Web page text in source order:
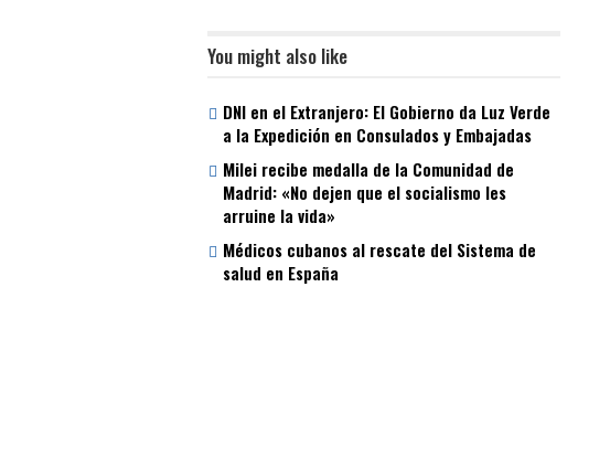
You might also like
DNI en el Extranjero: El Gobierno da Luz Verde
a la Expedición en Consulados y Embajadas
Milei recibe medalla de la Comunidad de
Madrid: «No dejen que el socialismo les
arruine la vida»
Médicos cubanos al rescate del Sistema de
salud en España